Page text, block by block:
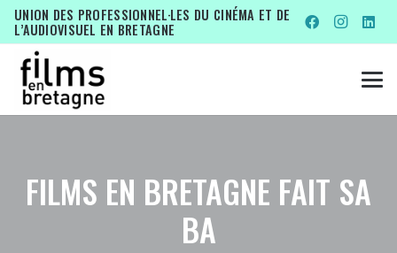
UNION DES PROFESSIONNEL·LES DU CINÉMA ET DE
L’AUDIOVISUEL EN BRETAGNE
FILMS EN BRETAGNE FAIT SA
BA